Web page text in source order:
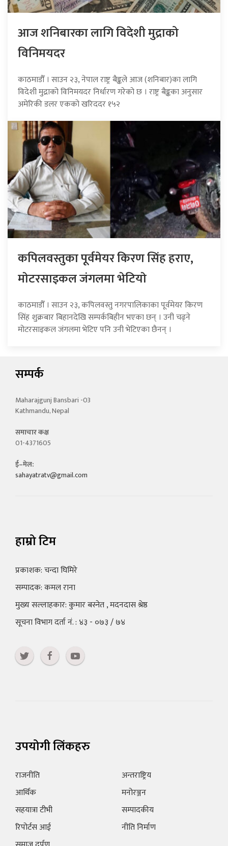
आज शनिबारका लागि विदेशी मुद्राको
विनिमयदर
काठमाडौँ । साउन २३, नेपाल राष्ट्र बैङ्कले आज (शनिबार)का लागि
विदेशी मुद्राको विनिमयदर निर्धारण गरेको छ । राष्ट्र बैङ्कका अनुसार
अमेरिकी डलर एकको खरिददर १५२
कपिलवस्तुका पूर्वमेयर किरण सिंह हराए,
माेटरसाइकल जंगलमा भेटियाे
काठमाडौँ । साउन २३, कपिलवस्तु नगरपालिकाका पूर्वमेयर किरण
सिंह शुक्रबार बिहानदेखि सम्पर्कबिहीन भएका छन् । उनी चढ्ने
मोटरसाइकल जंगलमा भेटिए पनि उनी भेटिएका छैनन् ।
सम्पर्क
Maharajgunj Bansbari -03
Kathmandu, Nepal
समाचार कक्ष
01-4371605
ई–मेल:
sahayatratv@gmail.com
हाम्रो टिम
प्रकाशक: चन्दा घिमिरे
सम्पादक: कमल राना
मुख्य सल्लाहकार: कुमार बस्नेत , मदनदास श्रेष्ठ
सूचना विभाग दर्ता नं. : ४३ - ०७३ / ७४
उपयोगी लिंकहरु
राजनीति
आर्थिक
सहयात्रा टीभी
रिपोर्टस आई
अन्तराष्ट्रिय
मनोरञ्जन
सम्पादकीय
नीति निर्माण